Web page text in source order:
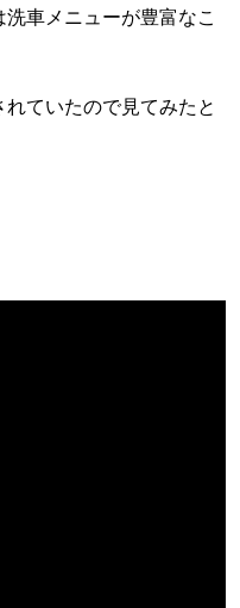
車メニューが豊富なこ
ていたので見てみたと